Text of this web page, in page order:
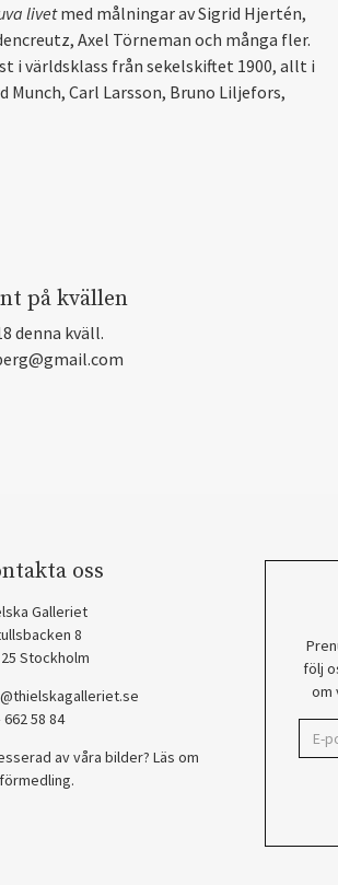
livetmed målningar av Sigrid Hjertén,
Axel Törneman och många fler.
i världsklass från sekelskiftet 1900, allt i
Carl Larsson, Bruno Liljefors,
på kvällen
denna kväll.
oss
Galleriet
8
Stockholm
662 58 84
av våra bilder? Läs om
.
följ
om